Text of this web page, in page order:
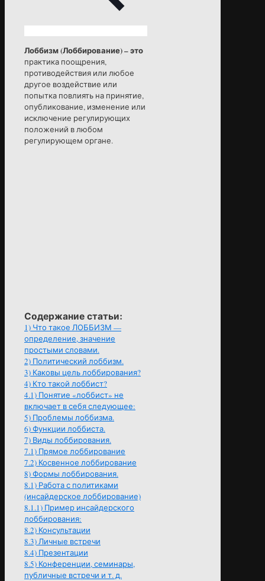
Лоббизм (Лоббирование) – это
практика поощрения,
противодействия или любое
другое воздействие или
попытка повлиять на принятие,
опубликование, изменение или
исключение регулирующих
положений в любом
регулирующем органе.
Содержание статьи:
1) Что такое ЛОББИЗМ —
определение, значение
простыми словами.
2) Политический лоббизм.
3) Каковы цель лоббирования?
4) Кто такой лоббист?
4.1) Понятие «лоббист» не
включает в себя следующее:
5) Проблемы лоббизма.
6)Функции лоббиста.
7) Виды лоббирования.
7.1) Прямое лоббирование
7.2) Косвенное лоббирование
8)Формы лоббирования.
8.1) Работа с политиками
(инсайдерское лоббирование)
8.1.1) Пример инсайдерского
лоббирования:
8.2) Консультации
8.3)Личные встречи
8.4) Презентации
8.5) Конференции, семинары,
публичные встречи и т. д.